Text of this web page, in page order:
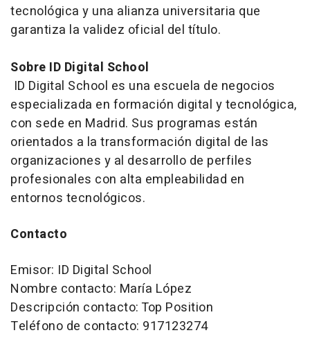
tecnológica y una alianza universitaria que
garantiza la validez oficial del título.
Sobre ID Digital School
ID Digital School es una escuela de negocios
especializada en formación digital y tecnológica,
con sede en Madrid. Sus programas están
orientados a la transformación digital de las
organizaciones y al desarrollo de perfiles
profesionales con alta empleabilidad en
entornos tecnológicos.
Contacto
Emisor: ID Digital School
Nombre contacto: María López
Descripción contacto: Top Position
Teléfono de contacto: 917123274